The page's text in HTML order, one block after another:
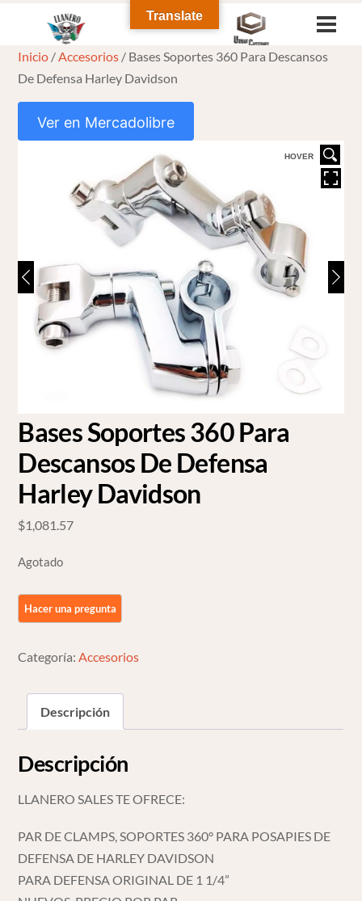
content
Inicio /Accesorios / Bases Soportes 360 Para Descansos
De Defensa Harley Davidson
Ver en Mercadolibre
HOVER
Bases Soportes 360 Para
Descansos De Defensa
Harley Davidson
$1,081.57
Agotado
Categoría:Accesorios
Descripción
Descripción
LLANERO SALES TE OFRECE:
PAR DE CLAMPS, SOPORTES 360° PARA POSAPIES DE
DEFENSA DE HARLEY DAVIDSON
PARA DEFENSA ORIGINAL DE 1 1/4”
Translate